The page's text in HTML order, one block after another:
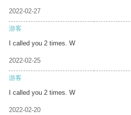
2022-02-27
游客
I called you 2 times. W
2022-02-25
游客
I called you 2 times. W
2022-02-20